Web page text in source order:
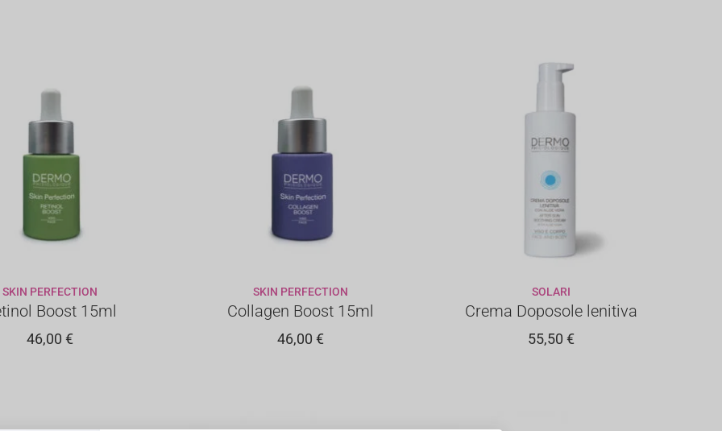
AL CARRELLO
SKIN PERFECTION
Boost 15ml
46,00€
AGGIUNGI AL CARRELLO
SKIN PERFECTION
Collagen Boost 15ml
46,00€
AGGIUNGI AL CARRELLO
SOLARI
Crema Doposole lenitiva
55,50€